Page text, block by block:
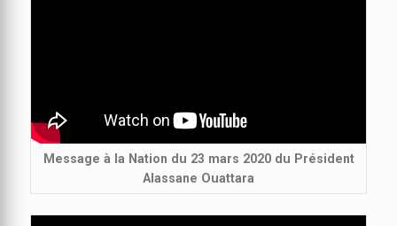
Message à la Nation du 23 mars 2020 du Président
Alassane Ouattara